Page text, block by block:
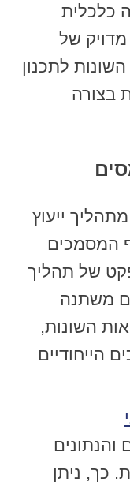
כלכלית
של
לתכנון
בצורה
ייעוץ
המסמכים
של תהליך
משתנה
השונות,
הייחודיים
כך, ניתן